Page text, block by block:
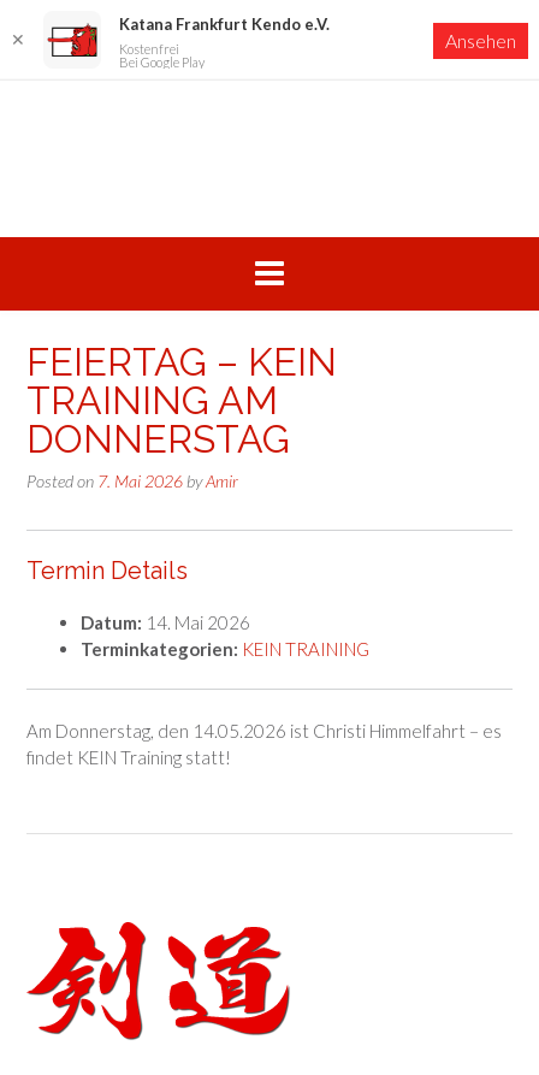
FEIERTAG – KEIN
TRAINING AM
DONNERSTAG
Posted on 7. Mai 2026 byAmir
Termin Details
Datum: 14. Mai 2026
Terminkategorien: KEIN TRAINING
Am Donnerstag, den 14.05.2026 ist Christi Himmelfahrt – es
findet KEIN Training statt!
✕
Katana Frankfurt Kendo e.V.
Kostenfrei
Bei Google Play
Ansehen